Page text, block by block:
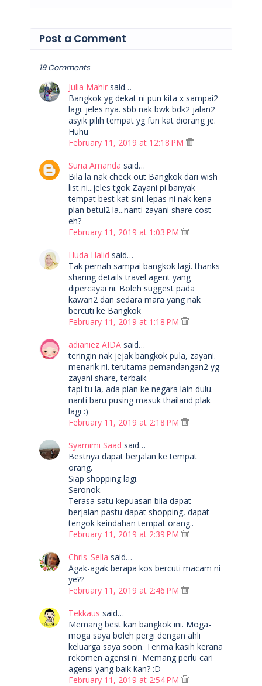
Post a Comment
19 Comments
Julia Mahir said…
Bangkok yg dekat ni pun kita x sampai2
lagi. jeles nya. sbb nak bwk bdk2 jalan2
asyik pilih tempat yg fun kat diorang je.
Huhu
February 11, 2019 at 12:18 PM
Suria Amanda said…
Bila la nak check out Bangkok dari wish
list ni...jeles tgok Zayani pi banyak
tempat best kat sini..lepas ni nak kena
plan betul2 la...nanti zayani share cost
eh?
February 11, 2019 at 1:03 PM
Huda Halid said…
Tak pernah sampai bangkok lagi. thanks
sharing details travel agent yang
dipercayai ni. Boleh suggest pada
kawan2 dan sedara mara yang nak
bercuti ke Bangkok
February 11, 2019 at 1:18 PM
adianiez AIDA said…
teringin nak jejak bangkok pula, zayani.
menarik ni. terutama pemandangan2 yg
zayani share, terbaik.
tapi tu la, ada plan ke negara lain dulu.
nanti baru pusing masuk thailand plak
lagi :)
February 11, 2019 at 2:18 PM
Syamimi Saad said…
Bestnya dapat berjalan ke tempat
orang.
Siap shopping lagi.
Seronok.
Terasa satu kepuasan bila dapat
berjalan pastu dapat shopping, dapat
tengok keindahan tempat orang..
February 11, 2019 at 2:39 PM
Chris_Sella said…
Agak-agak berapa kos bercuti macam ni
ye??
February 11, 2019 at 2:46 PM
Tekkaus said…
Memang best kan bangkok ini. Moga-
moga saya boleh pergi dengan ahli
keluarga saya soon. Terima kasih kerana
rekomen agensi ni. Memang perlu cari
agensi yang baik kan? :D
February 11, 2019 at 2:54 PM